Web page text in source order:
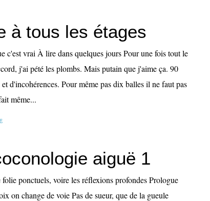
à tous les étages
c'est vrai À lire dans quelques jours Pour une fois tout le
j'ai pété les plombs. Mais putain que j'aime ça. 90
et d'incohérences. Pour même pas dix balles il ne faut pas
même...
aiguë 1
folie ponctuels, voire les réflexions profondes Prologue
on change de voie Pas de sueur, que de la gueule